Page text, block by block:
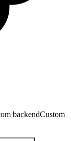
backendCustom